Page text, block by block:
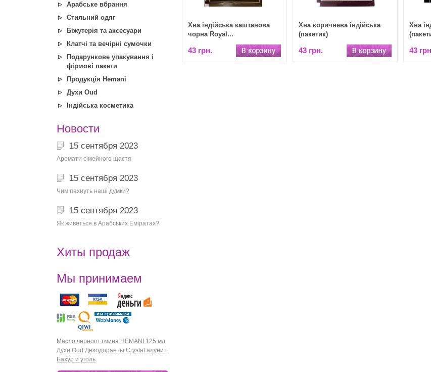
Арабське вбрання
Стильний одяг
Біжутерія та аксесуари
Клатчі та вечірні сумочки
Подарункове упакування і
фірмові пакети
Продукція Hemani
Духи Oud
Індійська косметика
Новости
15 сентября 2023
Аромати сімейного щастя
15 сентября 2023
Чим пахнуть наші думки?
15 сентября 2023
Як живеться в Арабських Еміратах?
Хиты продаж
Мы принимаем
Масло черного тмина HEMANI 125 мл
Духи Oud Дезодоранты Crystal алунит
Бахур и уголь
Хна індійська каштанова
чорна Royal...
43 грн.
Хна коричнева індійська
(пакетик)
43 грн.
Хна
43